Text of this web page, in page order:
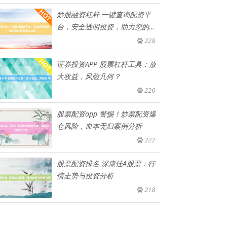
炒股融资杠杆 一键查询配资平
台，安全透明投资，助力您的财
228
证券投资APP 股票杠杆工具：放
大收益，风险几何？
226
股票配资app 警惕！炒票配资爆
仓风险，血本无归案例分析
222
股票配资排名 深康佳A股票：行
情走势与投资分析
218